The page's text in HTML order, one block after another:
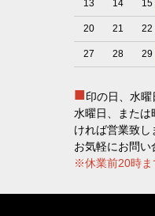
13 14 15
20 21 22
27 28 29
■印の日、水曜
水曜日、または
ければ営業致し
お気軽にお問い
※休業前20時ま